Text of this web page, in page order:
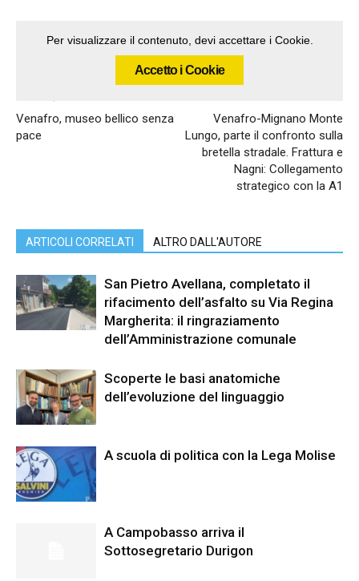
Per visualizzare il contenuto, devi accettare i Cookie.
Accetto i Cookie
Venafro, museo bellico senza
pace
Venafro-Mignano Monte
Lungo, parte il confronto sulla
bretella stradale. Frattura e
Nagni: Collegamento
strategico con la A1
ARTICOLI CORRELATI ALTRO DALL'AUTORE
San Pietro Avellana, completato il
rifacimento dell’asfalto su Via Regina
Margherita: il ringraziamento
dell’Amministrazione comunale
Scoperte le basi anatomiche
dell’evoluzione del linguaggio
A scuola di politica con la Lega Molise
A Campobasso arriva il
Sottosegretario Durigon